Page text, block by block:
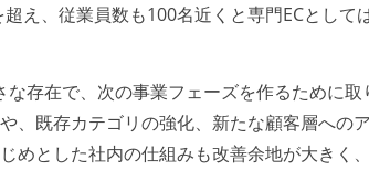
え、従業員数も100名近くと専門ECとして
存在で、次の事業フェーズを作るために取
、既存カテゴリの強化、新たな顧客層への
めとした社内の仕組みも改善余地が大きく